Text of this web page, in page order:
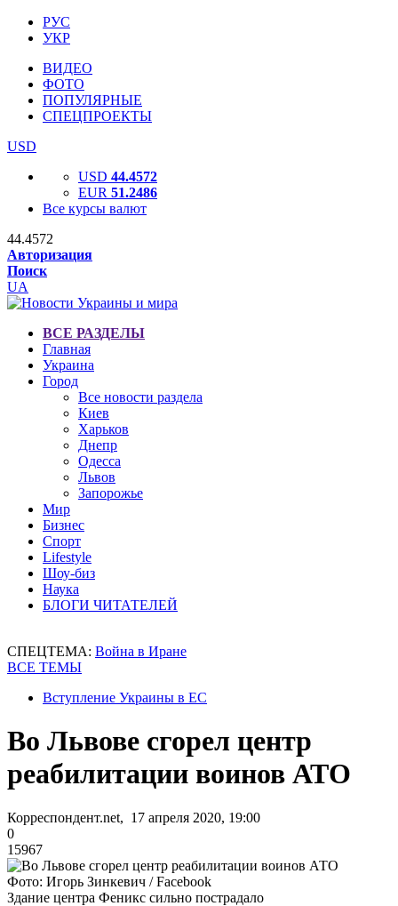
РУС
УКР
ВИДЕО
ФОТО
ПОПУЛЯРНЫЕ
СПЕЦПРОЕКТЫ
USD
USD 44.4572
EUR 51.2486
Все курсы валют
44.4572
Авторизация
Поиск
UA
ВСЕ РАЗДЕЛЫ
Главная
Украина
Город
Все новости раздела
Киев
Харьков
Днепр
Одесса
Львов
Запорожье
Мир
Бизнес
Спорт
Lifestyle
Шоу-биз
Наука
БЛОГИ ЧИТАТЕЛЕЙ
СПЕЦТЕМА: Война в Иране
ВСЕ ТЕМЫ
Вступление Украины в ЕС
Во Львове сгорел центр
реабилитации воинов АТО
Корреспондент.net, 17 апреля 2020, 19:00
0
15967
Фото: Игорь Зинкевич / Facebook
Здание центра Феникс сильно пострадало